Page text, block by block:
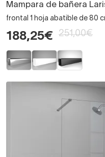
Mampara de bañera
frontal 1 hoja abatible de 80
188,25€ 251,00€